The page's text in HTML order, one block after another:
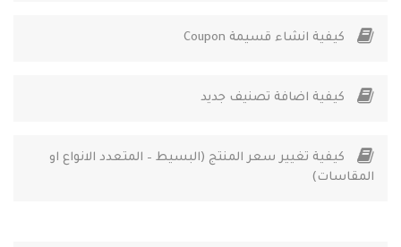
كيفية انشاء قسيمة Coupon
كيفية اضافة تصنيف جديد
كيفية تغيير سعر المنتج (البسيط – المتعدد الانواع او
المقاسات)